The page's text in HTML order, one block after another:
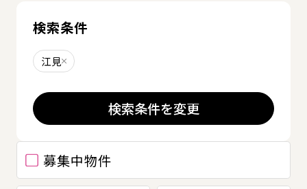
募集中物件
検索条件
江見削除する
検索条件を変更